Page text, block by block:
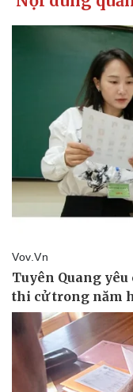
Pháp luật
Tư vấn luật